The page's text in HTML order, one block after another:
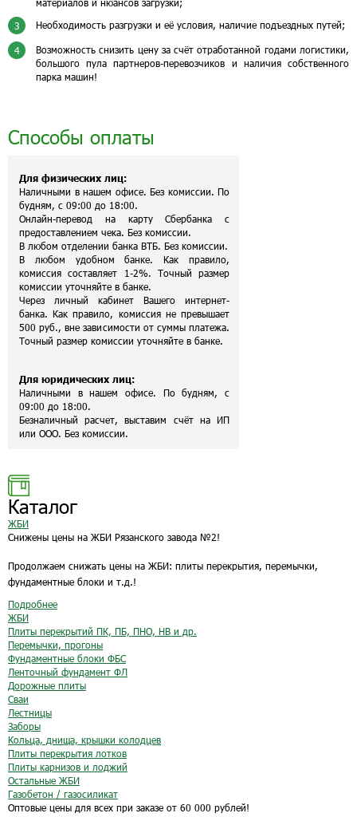
материалов и нюансов загрузки;
3 Необходимость разгрузки и её условия, наличие подъездных путей;
4
Возможность снизить цену за счёт отработанной годами логистики,
большого пула партнеров-перевозчиков и наличия собственного
парка машин!
Способы оплаты
Для физических лиц:
Наличными в нашем офисе. Без комиссии. По
будням, с 09:00 до 18:00.
Онлайн-перевод на карту Сбербанка с
предоставлением чека. Без комиссии.
В любом отделении банка ВТБ. Без комиссии.
В любом удобном банке. Как правило,
комиссия составляет 1-2%. Точный размер
комиссии уточняйте в банке.
Через личный кабинет Вашего интернет-
банка. Как правило, комиссия не превышает
500 руб., вне зависимости от суммы платежа.
Точный размер комиссии уточняйте в банке.
Для юридических лиц:
Наличными в нашем офисе. По будням, с
09:00 до 18:00.
Безналичный расчет, выставим счёт на ИП
или ООО. Без комиссии.
Каталог
ЖБИ
Снижены цены на ЖБИ Рязанского завода №2!
Продолжаем снижать цены на ЖБИ: плиты перекрытия, перемычки,
фундаментные блоки и т.д.!
Подробнее
ЖБИ
Плиты перекрытий ПК, ПБ, ПНО, НВ и др.
Перемычки, прогоны
Фундаментные блоки ФБС
Ленточный фундамент ФЛ
Дорожные плиты
Сваи
Лестницы
Заборы
Кольца, днища, крышки колодцев
Плиты перекрытия лотков
Плиты карнизов и лоджий
Остальные ЖБИ
Газобетон / газосиликат
Оптовые цены для всех при заказе от 60 000 рублей!